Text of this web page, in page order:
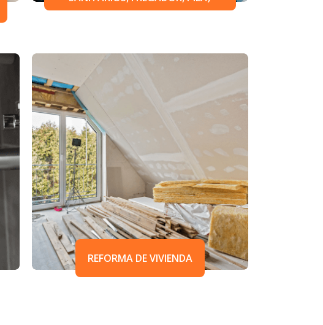
REFORMA DE VIVIENDA